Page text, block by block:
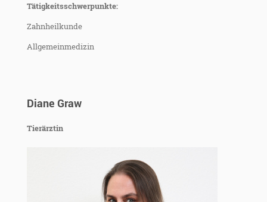
Tätigkeitsschwerpunkte:
Zahnheilkunde
Allgemeinmedizin
Diane Graw
Tierärztin